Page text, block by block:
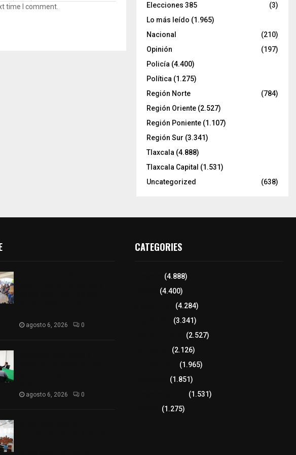
time I comment.
Elecciones 385
(3)
Lo más leído (1.965)
Nacional
(210)
Opinión
(197)
Policía (4.400)
Política (1.275)
Región Norte
(784)
Región Oriente (2.527)
Región Poniente (1.107)
Región Sur (3.341)
Tlaxcala (4.888)
Tlaxcala Capital (1.531)
Uncategorized
(638)
agosto 6, 2026 0
agosto 6, 2026 0
CATEGORIES
(4.888)
(4.400)
(4.284)
(3.341)
(2.527)
(2.126)
(1.965)
(1.851)
(1.531)
(1.275)